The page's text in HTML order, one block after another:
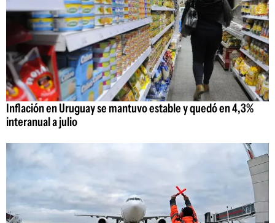
Inflación en Uruguay se mantuvo estable y quedó en 4,3%
interanual a julio